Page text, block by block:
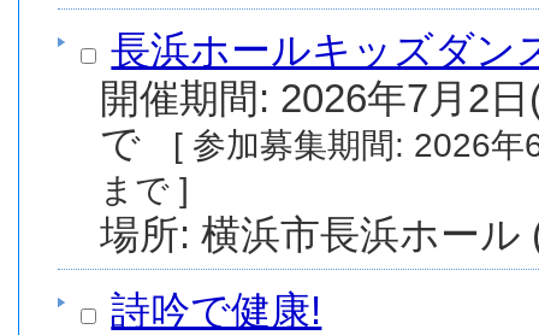
長浜ホールキッズダン
開催期間: 2026年7月2
[ 参加募集期間: 2026年6月11日(木) から 2026年9月10日(木)
まで ]
場所:
詩吟で健康!